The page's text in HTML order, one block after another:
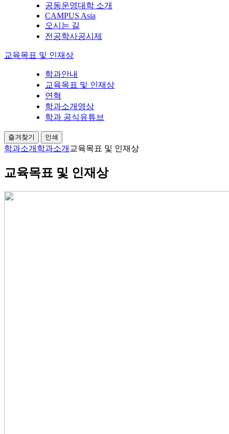
공동운영대학 소개
CAMPUS Asia
오시는 길
전공학사공시제
교육목표 및 인재상
학과안내
교육목표 및 인재상
연혁
학과소개영상
학과 공식유튜브
즐겨찾기 인쇄
학과소개 학과소개 교육목표 및 인재상
교육목표 및 인재상